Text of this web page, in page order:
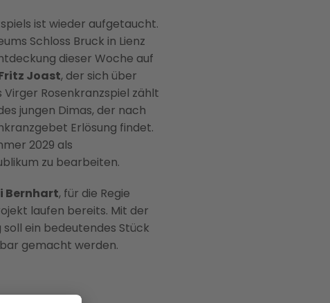
ist wieder aufgetaucht.
Schloss Bruck in Lienz
dieser Woche auf
Joast, der sich über
Rosenkranzspiel zählt
jungen Dimas, der nach
Erlösung findet.
2029 als
zu bearbeiten.
Bernhart, für die Regie
laufen bereits. Mit der
ein bedeutendes Stück
gemacht werden.